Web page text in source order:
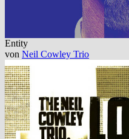
Entity
von Neil Cowley Trio